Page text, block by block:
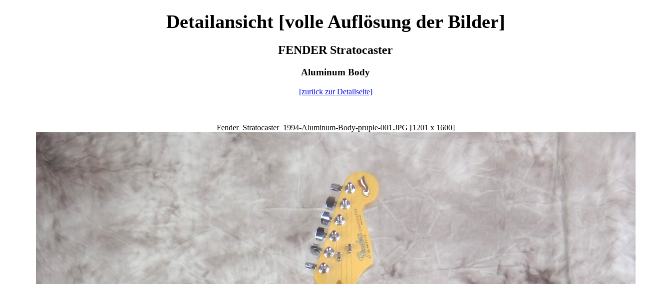
Detailansicht [volle Auflösung der Bilder]
FENDER Stratocaster
Aluminum Body
[zurück zur Detailseite]
Fender_Stratocaster_1994-Aluminum-Body-pruple-001.JPG [1201 x 1600]